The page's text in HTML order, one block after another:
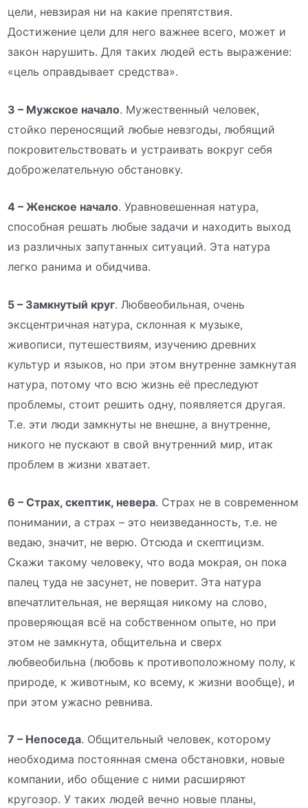
цели, невзирая ни на какие препятствия.
Достижение цели для него важнее всего, может и
закон нарушить. Для таких людей есть выражение:
«цель оправдывает средства».
3 – Мужское начало. Мужественный человек,
стойко переносящий любые невзгоды, любящий
покровительствовать и устраивать вокруг себя
доброжелательную обстановку.
4 – Женское начало. Уравновешенная натура,
способная решать любые задачи и находить выход
из различных запутанных ситуаций. Эта натура
легко ранима и обидчива.
5 – Замкнутый круг. Любвеобильная, очень
эксцентричная натура, склонная к музыке,
живописи, путешествиям, изучению древних
культур и языков, но при этом внутренне замкнутая
натура, потому что всю жизнь её преследуют
проблемы, стоит решить одну, появляется другая.
Т.е. эти люди замкнуты не внешне, а внутренне,
никого не пускают в свой внутренний мир, итак
проблем в жизни хватает.
6 – Страх, скептик, невера. Страх не в современном
понимании, а страх – это неизведанность, т.е. не
ведаю, значит, не верю. Отсюда и скептицизм.
Скажи такому человеку, что вода мокрая, он пока
палец туда не засунет, не поверит. Эта натура
впечатлительная, не верящая никому на слово,
проверяющая всё на собственном опыте, но при
этом не замкнута, общительна и сверх
любвеобильна (любовь к противоположному полу, к
природе, к животным, ко всему, к жизни вообще), и
при этом ужасно ревнива.
7 – Непоседа. Общительный человек, которому
необходима постоянная смена обстановки, новые
компании, ибо общение с ними расширяют
кругозор. У таких людей вечно новые планы,